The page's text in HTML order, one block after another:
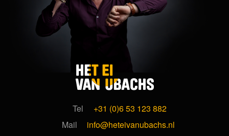
Tel
+31 (0)6 53 123 882
Mail
info@heteivanubachs.nl